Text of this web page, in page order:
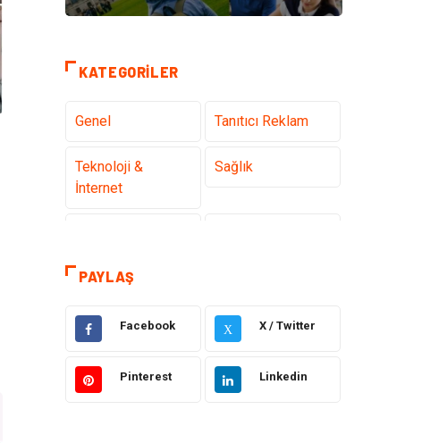
KATEGORILER
Genel Tanıtıcı Reklam
Teknoloji &
İnternet
Sağlık
Hukuk
Güzellik & Bakım Moda
Sağlıklı Yaşam Gündem
PAYLAŞ
Facebook X X / Twitter
Pinterest Linkedin